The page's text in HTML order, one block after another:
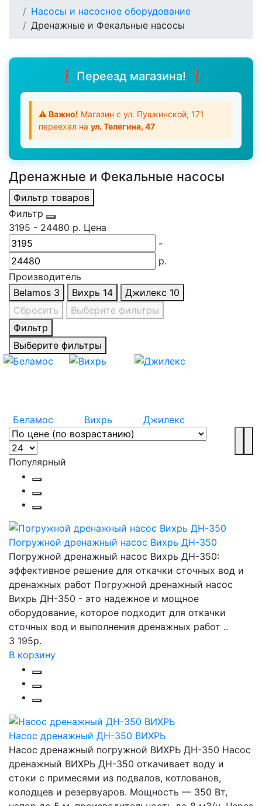
Насосы и насосное оборудование
Дренажные и Фекальные насосы
❗ Переезд магазина! ❗
⚠️ Важно! Магазин с ул. Пушкинской, 171
переехал на ул. Телегина, 47
Дренажные и Фекальные насосы
Фильтр товаров
Фильтр
3195 - 24480 р. Цена
-
р.
Производитель
Belamos 3 Вихрь 14 Джилекс 10
Сбросить
Выберите фильтры
Фильтр
Выберите фильтры
Беламос Вихрь Джилекс
Популярный
Погружной дренажный насос Вихрь ДН-350
Погружной дренажный насос Вихрь ДН-350:
эффективное решение для откачки сточных вод и
дренажных работ Погружной дренажный насос
Вихрь ДН-350 - это надежное и мощное
оборудование, которое подходит для откачки
сточных вод и выполнения дренажных работ ..
3 195р.
В корзину
Насос дренажный ДН-350 ВИХРЬ
Насос дренажный погружной ВИХРЬ ДН-350 Насос
дренажный ВИХРЬ ДН-350 откачивает воду и
стоки с примесями из подвалов, котлованов,
колодцев и резервуаров. Мощность — 350 Вт,